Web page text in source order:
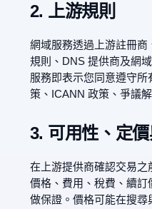
2. 上游規則
網域服務透過上游註冊
規則、DNS 提供商及網
服務即表示您同意遵守
策、ICANN 政策、爭議
3. 可用性、定
在上游提供商確認交易之
價格、費用、稅費、續
做保證。價格可能在搜